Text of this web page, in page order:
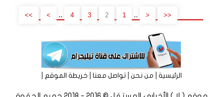
<<
<
..
1
2
3
4
..
>
>>
الرئيسية|من نحن|تواصل معنا|خريطة الموقع